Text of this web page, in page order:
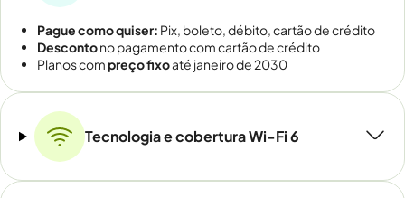
Pague como quiser: Pix, boleto, débito, cartão de crédito
Descontono pagamento com cartão de crédito
Planos compreço fixoaté janeiro de 2030
Tecnologia e cobertura Wi-Fi 6